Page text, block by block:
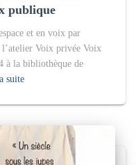
publique
et en voix par
Voix privée Voix
à la bibliothèque de
suite